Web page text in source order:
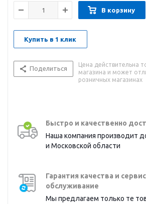
В корзину
Купить в 1 клик
Поделиться
Цена действительна
магазина и может
розничных магазинах
Быстро и качественно
Наша компания производит
и Московской области
Гарантия качества и
обслуживание
Мы предлагаем только те